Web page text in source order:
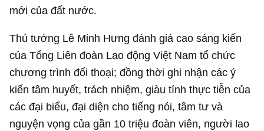
mới của đất nước.
Thủ tướng Lê Minh Hưng đánh giá cao sáng kiến
của Tổng Liên đoàn Lao động Việt Nam tổ chức
chương trình đối thoại; đồng thời ghi nhận các ý
kiến tâm huyết, trách nhiệm, giàu tính thực tiễn của
các đại biểu, đại diện cho tiếng nói, tâm tư và
nguyện vọng của gần 10 triệu đoàn viên, người lao